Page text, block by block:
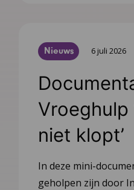
Nieuws 6 juli 2026
Vroeghulp
niet klopt’
In deze mini-
geholpen zijn door